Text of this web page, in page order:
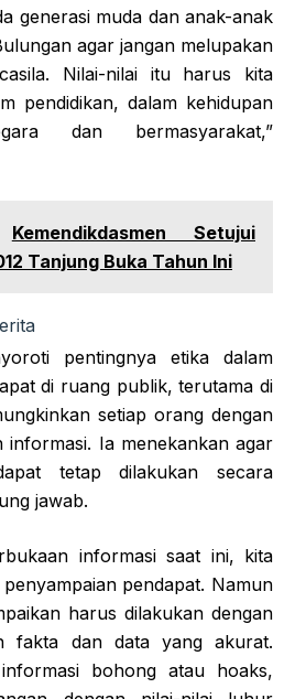
generasi muda dan anak-anak
agar jangan melupakan
Nilai-nilai itu harus kita
pendidikan, dalam kehidupan
dan bermasyarakat,”
Kemendikdasmen Setujui
Tanjung Buka Tahun Ini
pentingnya etika dalam
di ruang publik, terutama di
setiap orang dengan
informasi. Ia menekankan agar
tetap dilakukan secara
jawab.
informasi saat ini, kita
pendapat. Namun
harus dilakukan dengan
fakta dan data yang akurat.
bohong atau hoaks,